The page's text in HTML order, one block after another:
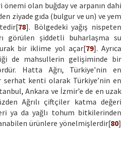
önemi olan buğday ve arpanın dahi
ziyade gıda (bulgur ve un) ve yem
78]. Bölgedeki yağış nispeten
görülen şiddetli buharlaşma su
bir iklime yol açar[79]. Ayrıca
de mahsullerin gelişiminde bir
Hatta Ağrı, Türkiye’nin en
serhat kenti olarak Türkiye’nin en
Ankara ve İzmir’e de en uzak
Ağrılı çiftçiler katma değeri
ya da yağlı tohum bitkilerinden
ürünlere yönelmişlerdir[80]